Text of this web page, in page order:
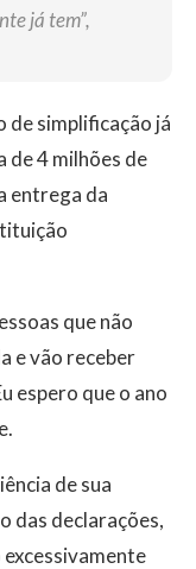
já tem”,
de simplificação já
de 4 milhões de
entrega da
que não
e vão receber
espero que o ano
de sua
das declarações,